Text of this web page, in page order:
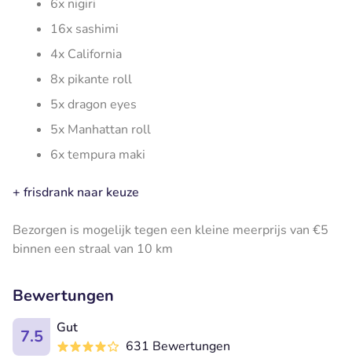
6x nigiri
16x sashimi
4x California
8x pikante roll
5x dragon eyes
5x Manhattan roll
6x tempura maki
+ frisdrank naar keuze
Bezorgen is mogelijk tegen een kleine meerprijs van €5
binnen een straal van 10 km
Bewertungen
7.5
Gut
631 Bewertungen